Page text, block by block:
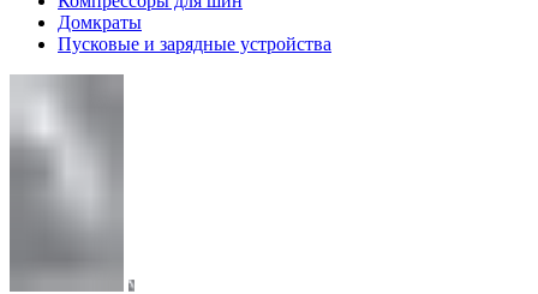
Домкраты
Пусковые и зарядные устройства